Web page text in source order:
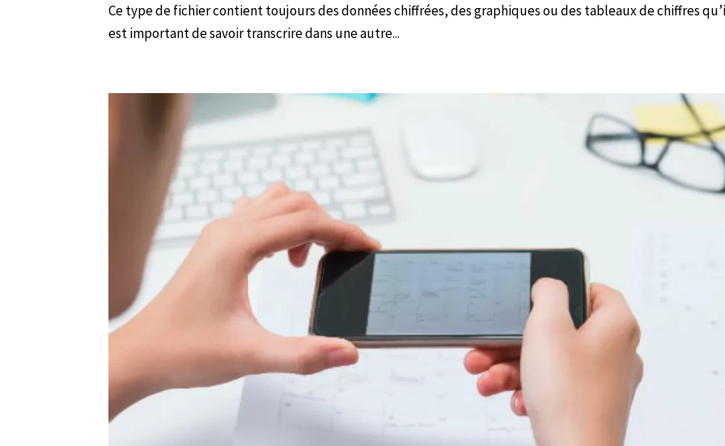
Ce type de fichier contient toujours des données chiffrées, des graphiques ou des tableaux de chiffres
est important de savoir transcrire dans une autre...